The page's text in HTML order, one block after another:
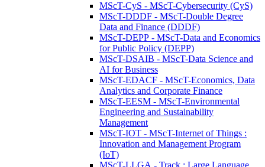
MScT-CyS - MScT-Cybersecurity (CyS)
MScT-DDDF - MScT-Double Degree
Data and Finance (DDDF)
MScT-DEPP - MScT-Data and Economics
for Public Policy (DEPP)
MScT-DSAIB - MScT-Data Science and
AI for Business
MScT-EDACF - MScT-Economics, Data
Analytics and Corporate Finance
MScT-EESM - MScT-Environmental
Engineering and Sustainability
Management
MScT-IOT - MScT-Internet of Things :
Innovation and Management Program
(IoT)
MScT-LLGA - Track : Large Language